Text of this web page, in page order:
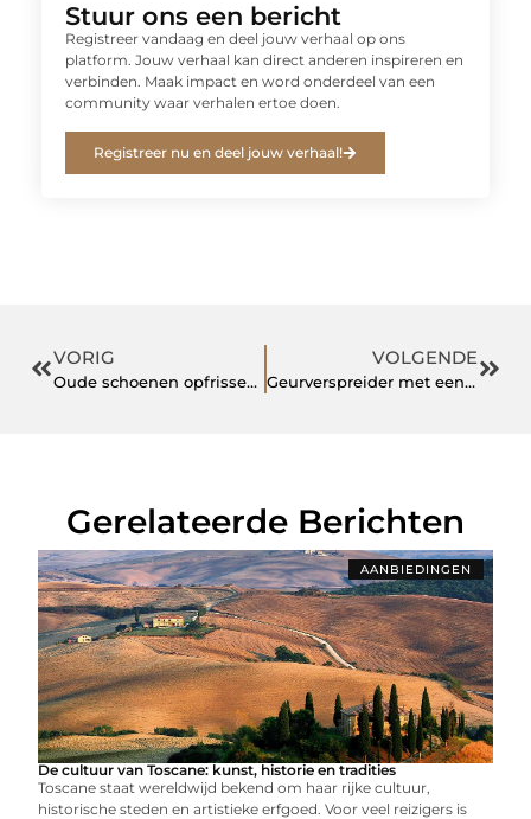
Stuur ons een bericht
Registreer vandaag en deel jouw verhaal op ons
platform. Jouw verhaal kan direct anderen inspireren en
verbinden. Maak impact en word onderdeel van een
community waar verhalen ertoe doen.
Registreer nu en deel jouw verhaal!
VORIG
Oude schoenen opfrissen? Zo loop je ze weer als nieuw
VOLGENDE
Geurverspreider met een hoger doel: ontdek de kracht van citroenolie
Gerelateerde Berichten
AANBIEDINGEN
De cultuur van Toscane: kunst, historie en tradities
Toscane staat wereldwijd bekend om haar rijke cultuur,
historische steden en artistieke erfgoed. Voor veel reizigers is